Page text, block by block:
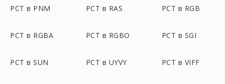
PCT в PNM PCT в RAS PCT в RGB
PCT в RGBA PCT в RGBO PCT в SGI
PCT в SUN PCT в UYVY PCT в VIFF